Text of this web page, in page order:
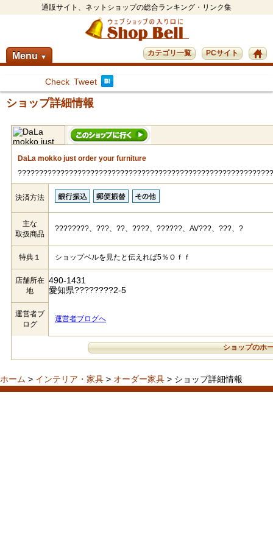
通販サイト、ネットショップの総合ランキング・リンク集
Menu ▼ PCサイト
カテゴリ一覧
Check Tweet
ショップ詳細情報
DaLa mokko just order your furniture
決済方法
主な
取扱商品
????????、???、??、????、??????、AV???、???、?
特典１ ショップベルを見たと伝えれば5％Ｏｆｆ
店舗所在
地
490-1431
愛知県????????2-5
運営者ブ
ログ
運営者ブログへ
ショップのホ
ホーム > インテリア・家具 > オーダー家具 > ショップ詳細情報